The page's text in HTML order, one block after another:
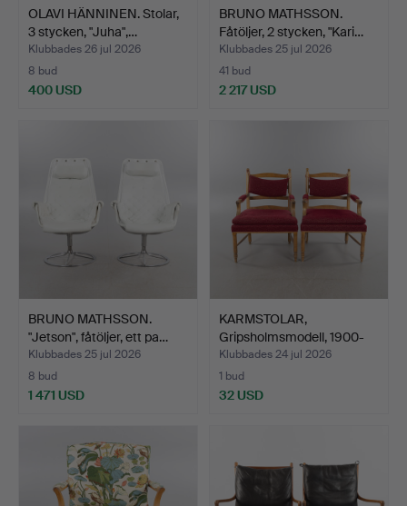
OLAVI HÄNNINEN. Stolar,
3 stycken, "Juha",…
Klubbades 26 jul 2026
8 bud
400 USD
BRUNO MATHSSON.
Fåtöljer, 2 stycken, "Kari…
Klubbades 25 jul 2026
41 bud
2 217 USD
BRUNO MATHSSON.
"Jetson", fåtöljer, ett pa…
Klubbades 25 jul 2026
8 bud
1 471 USD
KARMSTOLAR,
Gripsholmsmodell, 1900-
tal.
Klubbades 24 jul 2026
1 bud
32 USD